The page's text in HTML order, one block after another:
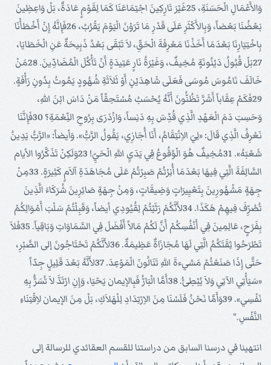
وَالأَعْمَالِ الْحَسَنَةِ، 25غَيْرَ تَارِكِينَ اجْتِمَاعَنَا كَمَا لِقَوْمٍ عَادَةٌ، بَلْ وَاعِظِينَ
بَعْضُنَا بَعْضاً، وَبِالأَكْثَرِ عَلَى قَدْرِ مَا تَرَوْنَ الْيَوْمَ يَقْرُبُ، 26فَإِنَّهُ إِنْ أَخْطَأْنَا
بِاخْتِيَارِنَا بَعْدَمَا أَخَذْنَا مَعْرِفَةَ الْحَقِّ، لاَ تَبْقَى بَعْدُ ذَبِيحَةٌ عَنِ الْخَطَايَا،
27بَلْ قُبُولُ دَيْنُونَةٍ مُخِيفٌ، وَغَيْرَةُ نَارٍ عَتِيدَةٍ أَنْ تَأْكُلَ الْمُضَادِّينَ. 28مَنْ
خَالَفَ نَامُوسَ مُوسَى فَعَلَى شَاهِدَيْنِ أَوْ ثَلاَثَةِ شُهُودٍ يَمُوتُ بِدُونِ رَأْفَةٍ.
29فَكَمْ عِقَاباً أَشَرَّ تَظُنُّونَ أَنَّهُ يُحْسَبُ مُسْتَحِقّاً مَنْ دَاسَ ابْنَ اللهِ،
وَحَسِبَ دَمَ الْعَهْدِ الَّذِي قُدِّسَ بِهِ دَنِساً، وَازْدَرَى بِرُوحِ النِّعْمَةِ؟ 30فَإِنَّنَا
نَعْرِفُ الَّذِي قَالَ: «لِيَ الاِنْتِقَامُ، أَنَا أُجَازِي، يَقُولُ الرَّبُّ». وَأيضاً: «الرَّبُّ يَدِينُ
شَعْبَهُ». 31مُخِيفٌ هُوَ الْوُقُوعُ فِي يَدَيِ اللهِ الْحَيِّ! 23وَلَكِنْ تَذَكَّرُوا الأيام
السَّالِفَةَ الَّتِي فِيهَا بَعْدَمَا أُنِرْتُمْ صَبِرْتُمْ عَلَى مُجَاهَدَةِ آلاَمٍ كَثِيرَةٍ. 33مِنْ
جِهَةٍ مَشْهُورِينَ بِتَعْيِيرَاتٍ وَضِيقَاتٍ، وَمِنْ جِهَةٍ صَائِرِينَ شُرَكَاءَ الَّذِينَ
تُصُرِّفَ فِيهِمْ هَكَذَا. 34لأَنَّكُمْ رَثَيْتُمْ لِقُيُودِي أيضاً، وَقَبِلْتُمْ سَلْبَ أَمْوَالِكُمْ
بِفَرَحٍ، عَالِمِينَ فِي أَنْفُسِكُمْ أَنَّ لَكُمْ مَالاً أَفْضَلَ فِي السَّمَاوَاتِ وَبَاقِياً. 35فَلاَ
تَطْرَحُوا ثِقَتَكُمُ الَّتِي لَهَا مُجَازَاةٌ عَظِيمَةٌ. 36لأَنَّكُمْ تَحْتَاجُونَ إلى الصَّبْرِ،
حَتَّى إِذَا صَنَعْتُمْ مَشيءةَ اللهِ تَنَالُونَ الْمَوْعِدَ. 37لأَنَّهُ بَعْدَ قَلِيلٍ جِدّاً
«سَيَأْتِي الآتِي وَلاَ يُبْطِئُ. 38أَمَّا الْبَارُّ فَبِالإيمان يَحْيَا، وَإِنِ ارْتَدَّ لاَ تُسَرَُّ بِهِ
نَفْسِي». 39وَأَمَّا نَحْنُ فَلَسْنَا مِنَ الاِرْتِدَادِ لِلْهَلاَكِ، بَلْ مِنَ الإيمان لاِقْتِنَاءِ
النَّفْسِ."
انتهينا في درسنا السابق من دراستنا للقسم العقائدي للرسالة إلى